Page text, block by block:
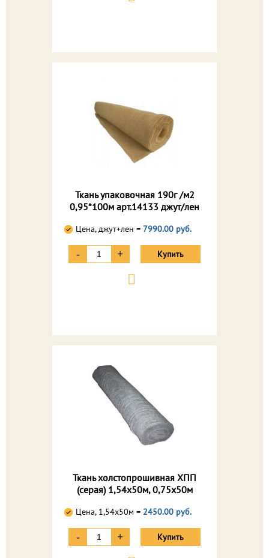
Ткань упаковочная 190г /м2
0,95*100м арт.14133 джут/лен
Цена, джут+лен = 7990.00 руб.
- + Купить
Ткань холстопрошивная ХПП
(серая) 1,54х50м, 0,75х50м
Цена, 1,54х50м = 2450.00 руб.
- + Купить